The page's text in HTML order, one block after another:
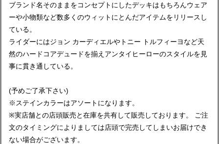
ブランド名そのままをコンセプトにしたデッキはもちろんウェア
ーや小物類など数多くのウィットにとんだアイテムをリリースし
ている。
ライダーにはジョン カーディエルやトニー トルフィーヨなど天
然のハードコアデュードを揃えアンタイヒーローのスタイルを見
事に貫き通している。
(予めご了承下さい)
※ステインカラーはアソートになります。
※実店舗との店頭販売と在庫を共有して販売しております。 ご注
文のタイミングによりましては店頭で完売してしまいお届けでき
ない場合がございます。